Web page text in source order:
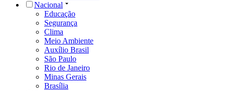
Nacional
Educação
Segurança
Clima
Meio Ambiente
Auxílio Brasil
São Paulo
Rio de Janeiro
Minas Gerais
Brasília